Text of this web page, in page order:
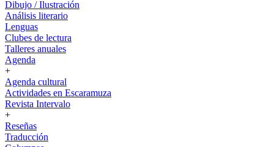
Dibujo / Ilustración
Análisis literario
Lenguas
Clubes de lectura
Talleres anuales
Agenda
+
Agenda cultural
Actividades en Escaramuza
Revista Intervalo
+
Reseñas
Traducción